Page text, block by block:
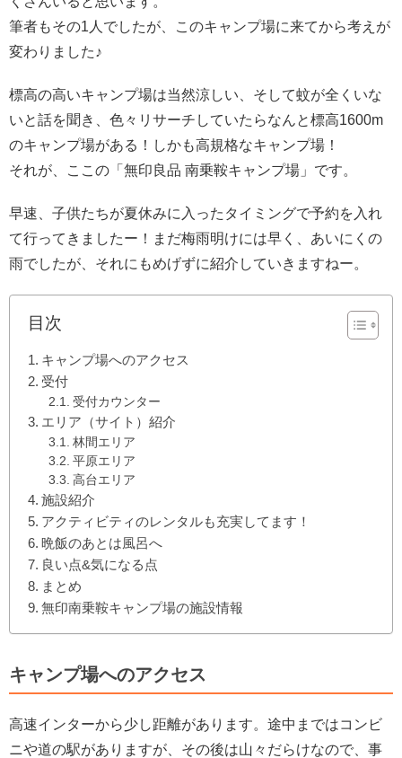
筆者もその1人でしたが、このキャンプ場に来てから考えが
変わりました♪
標高の高いキャンプ場は当然涼しい、そして蚊が全くいな
いと話を聞き、色々リサーチしていたらなんと標高1600m
のキャンプ場がある！しかも高規格なキャンプ場！
それが、ここの「無印良品 南乗鞍キャンプ場」です。
早速、子供たちが夏休みに入ったタイミングで予約を入れ
て行ってきましたー！まだ梅雨明けには早く、あいにくの
雨でしたが、それにもめげずに紹介していきますねー。
目次
キャンプ場へのアクセス
受付
受付カウンター
エリア（サイト）紹介
林間エリア
平原エリア
高台エリア
施設紹介
アクティビティのレンタルも充実してます！
晩飯のあとは風呂へ
良い点&気になる点
まとめ
無印南乗鞍キャンプ場の施設情報
キャンプ場へのアクセス
高速インターから少し距離があります。途中まではコンビ
ニや道の駅がありますが、その後は山々だらけなので、事